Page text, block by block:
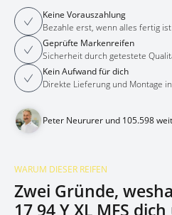
Keine Vorauszahlung
Bezahle erst, wenn alles fertig ist
Geprüfte Markenreifen
Sicherheit durch getestete
Kein Aufwand für dich
Direkte Lieferung und Montage
Peter Neururer und 105.598
WARUM DIESER REIFEN
Zwei Gründe,
17 94 Y XL MFS